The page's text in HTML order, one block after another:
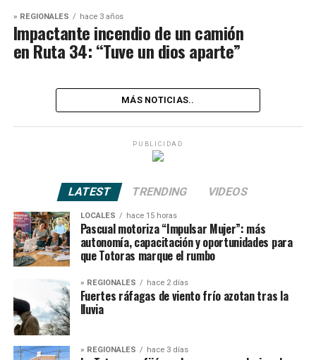
» REGIONALES hace 3 años
Impactante incendio de un camión
en Ruta 34: “Tuve un dios aparte”
MÁS NOTICIAS..
PUBLICIDAD
LATEST TRENDING VIDEOS
LOCALES hace 15 horas
Pascual motoriza “Impulsar Mujer”: más
autonomía, capacitación y oportunidades para
que Totoras marque el rumbo
» REGIONALES hace 2 días
Fuertes ráfagas de viento frío azotan tras la
lluvia
» REGIONALES hace 3 días